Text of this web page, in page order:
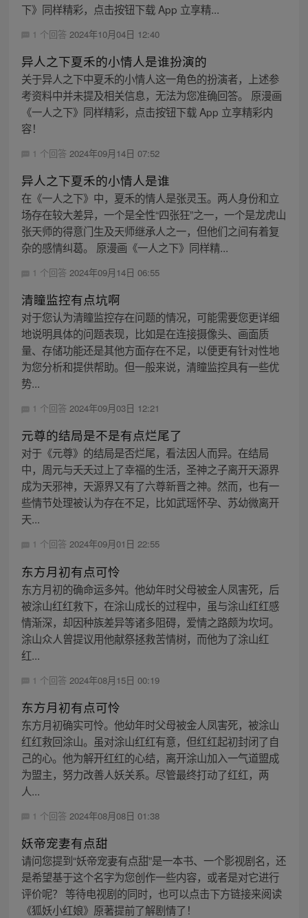
下》同样精彩，点击按钮下载 App 立享精...
1 个回答 2024年10月04日 12:40
异人之下夏禾的小情人是谁扮演的
关于异人之下中夏禾的小情人这一角色的扮演者，上述参
考资料中并未提及相关信息，无法为您准确回答。 原漫画
《一人之下》同样精彩，点击按钮下载 App 立享精彩内
容！
1 个回答 2024年09月14日 07:52
异人之下夏禾的小情人是谁
在《一人之下》中，夏禾的情人是张灵玉。两人身份和立
场存在较大差异，一个是全性“四张狂”之一，一个是龙虎山
张天师的得意门生及天师继承人之一，但他们之间有着复
杂的感情纠葛。 原漫画《一人之下》同样精...
1 个回答 2024年09月14日 06:55
清瞳监控有点坑啊
对于您认为清瞳监控存在问题的情况，可能需要您更详细
地说明具体的问题表现，比如是在连接摄像头、画面质
量、存储功能还是其他方面存在不足，以便更有针对性地
为您分析和提供帮助。但一般来说，清瞳监控具有一些优
势...
1 个回答 2024年09月03日 12:21
元尊的结局是不是有点烂尾了
对于《元尊》的结局是否烂尾，看法因人而异。在结局
中，周元与夭夭过上了幸福的生活，圣神之子离开天源界
成为天邪神，天源界又有了六尊新晋之神。然而，也有一
些情节处理被认为存在不足，比如武瑶怀孕、苏幼微离开
天...
1 个回答 2024年09月01日 22:55
东方月初有点可怜
东方月初的确命运多舛。他幼年时父母被金人凤害死，后
被涂山红红救下，在涂山成长的过程中，虽与涂山红红感
情渐深，却因种族差异等诸多阻碍，爱情之路颇为坎坷。
涂山众人曾提议用他献祭拯救苦情树，而他为了涂山红
红...
1 个回答 2024年08月15日 00:19
东方月初有点可怜
东方月初确实可怜。他幼年时父母被金人凤害死，被涂山
红红救回涂山。虽对涂山红红有意，但红红起初封闭了自
己的心。他为解开红红的心结，离开涂山加入一气道盟成
为盟主，努力改善人妖关系。尽管最终打动了红红，两
人...
1 个回答 2024年08月08日 01:38
妖帝宠妻有点甜
请问您提到“妖帝宠妻有点甜”是一本书、一个影视剧名，还
是希望基于这个名字为您创作一些内容，或者是对它进行
评价呢？ 等待电视剧的同时，也可以点击下方链接来阅读
《狐妖小红娘》原著提前了解剧情了！